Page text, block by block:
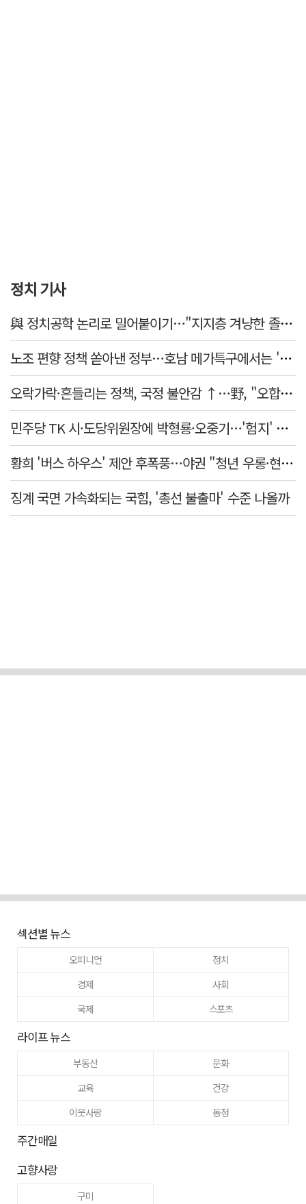
정치 기사
與 정치공학 논리로 밀어붙이기…"지지층 겨냥한 졸속 포퓰리즘 정책"
노조 편향 정책 쏟아낸 정부…호남 메가특구에서는 '반노조'?
오락가락·흔들리는 정책, 국정 불안감 ↑…野, "오합지졸"
민주당 TK 시·도당위원장에 박형룡·오중기…'험지' 총선 이끈다
황희 '버스 하우스' 제안 후폭풍…야권 "청년 우롱·현실 괴리" 총공세
징계 국면 가속화되는 국힘, '총선 불출마' 수준 나올까
섹션별 뉴스
오피니언
정치
경제
사회
국제
스포츠
라이프 뉴스
부동산
문화
교육
건강
이웃사랑
동정
주간매일
고향사랑
구미